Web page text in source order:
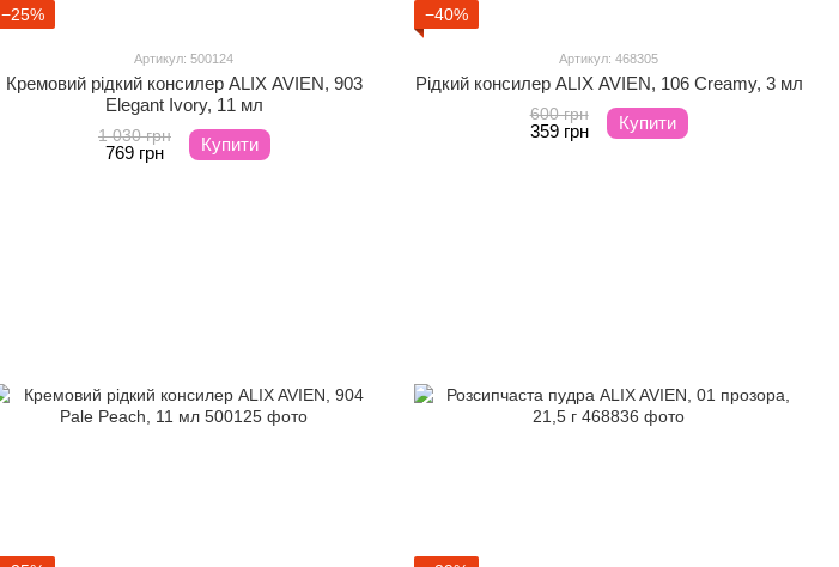
−25%
Артикул: 500124
Кремовий рідкий консилер ALIX AVIEN, 903
Elegant Ivory, 11 мл
1 030 грн
769 грн Купити
−40%
Артикул: 468305
Рідкий консилер ALIX AVIEN, 106 Creamy, 3 мл
600 грн
359 грн Купити